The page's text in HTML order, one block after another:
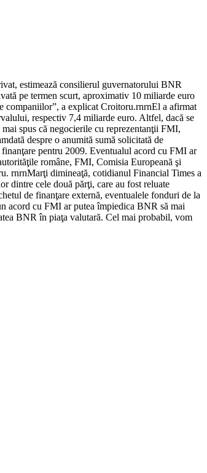
estimează consilierul guvernatorului BNR
pe termen scurt, aproximativ 10 miliarde euro
companiilor”, a explicat Croitoru.rnrnEl a afirmat
respectiv 7,4 miliarde euro. Altfel, dacă se
spus că negocierile cu reprezentanţii FMI,
despre o anumită sumă solicitată de
pentru 2009. Eventualul acord cu FMI ar
române, FMI, Comisia Europeană şi
rnrnMarţi dimineaţă, cotidianul Financial Times a
dintre cele două părţi, care au fost reluate
de finanţare externă, eventualele fonduri de la
acord cu FMI ar putea împiedica BNR să mai
BNR în piaţa valutară. Cel mai probabil, vom